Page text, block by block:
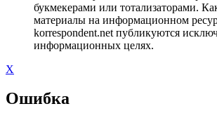
букмекерами или тотализаторами.
материалы на информационном
korrespondent.net публикуются
информационных целях.
X
Ошибка